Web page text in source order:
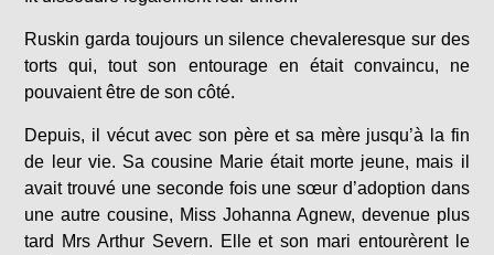
Ruskin garda toujours un silence chevaleresque sur des
torts qui, tout son entourage en était convaincu, ne
pouvaient être de son côté.
Depuis, il vécut avec son père et sa mère jusqu’à la fin
de leur vie. Sa cousine Marie était morte jeune, mais il
avait trouvé une seconde fois une sœur d’adoption dans
une autre cousine, Miss Johanna Agnew, devenue plus
tard Mrs Arthur Severn. Elle et son mari entourèrent le